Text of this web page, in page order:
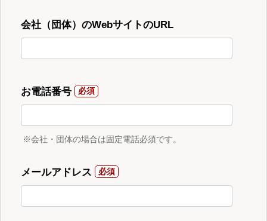
会社（団体）のWebサイトのURL
お電話番号
※会社・団体の場合は固定電話必須です。
メールアドレス